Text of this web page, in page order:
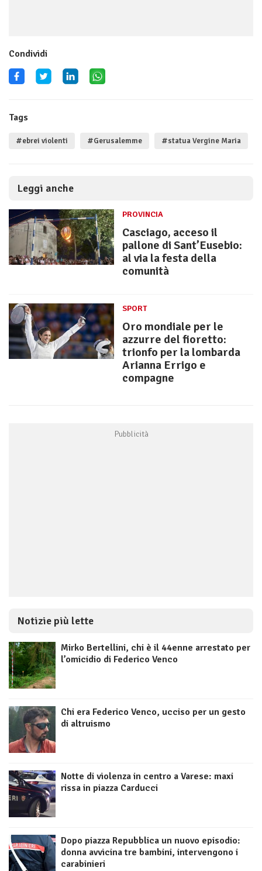
Condividi
Tags
#ebrei violenti #Gerusalemme #statua Vergine Maria
Leggi anche
PROVINCIA
Casciago, acceso il
pallone di Sant’Eusebio:
al via la festa della
comunità
SPORT
Oro mondiale per le
azzurre del fioretto:
trionfo per la lombarda
Arianna Errigo e
compagne
Notizie più lette
Mirko Bertellini, chi è il 44enne arrestato per
l’omicidio di Federico Venco
Chi era Federico Venco, ucciso per un gesto
di altruismo
Notte di violenza in centro a Varese: maxi
rissa in piazza Carducci
Dopo piazza Repubblica un nuovo episodio:
donna avvicina tre bambini, intervengono i
carabinieri